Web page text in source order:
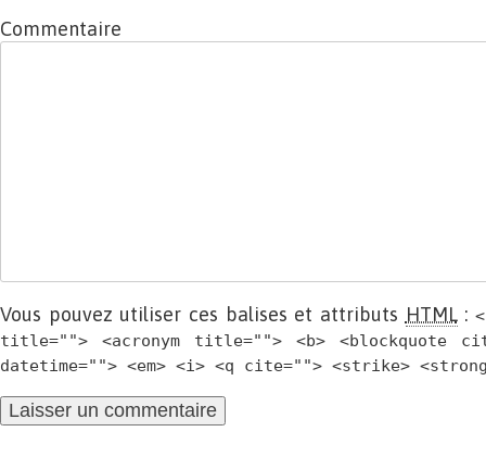
Commentaire
Vous pouvez utiliser ces balises et attributs HTML:
title=""> <acronym title=""> <b> <blockquote
datetime=""> <em> <i> <q cite=""> <strike>